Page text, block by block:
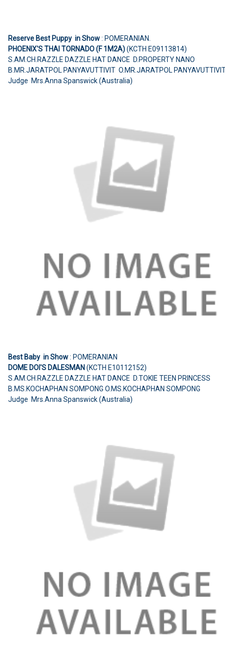
Reserve Best Puppy in Show: POMERANIAN.
PHOENIX'S THAI TORNADO (F 1M2A)(KCTH E09113814)
S.AM.CH.RAZZLE DAZZLE HAT DANCE D.PROPERTY NANO
B.MR.JARATPOL PANYAVUTTIVIT O.MR.JARATPOL
Judge Mrs.Anna Spanswick (Australia)
Best Baby in Show: POMERANIAN
DOME DOI'S DALESMAN(KCTH E10112152)
S.AM.CH.RAZZLE DAZZLE HAT DANCE D.TOKIE TEEN PRINCESS
B.MS.KOCHAPHAN SOMPONG O.MS.KOCHAPHAN SOMPONG
Judge Mrs.Anna Spanswick (Australia)